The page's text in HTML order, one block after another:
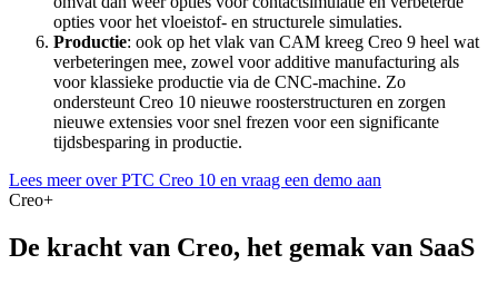
opties voor het vloeistof- en structurele simulaties.
Productie: ook op het vlak van CAM kreeg Creo 9 heel wat
verbeteringen mee, zowel voor additive manufacturing als
voor klassieke productie via de CNC-machine. Zo
ondersteunt Creo 10 nieuwe roosterstructuren en zorgen
nieuwe extensies voor snel frezen voor een significante
tijdsbesparing in productie.
Lees meer over PTC Creo 10 en vraag een demo aan
Creo+
De kracht van Creo, het gemak van SaaS